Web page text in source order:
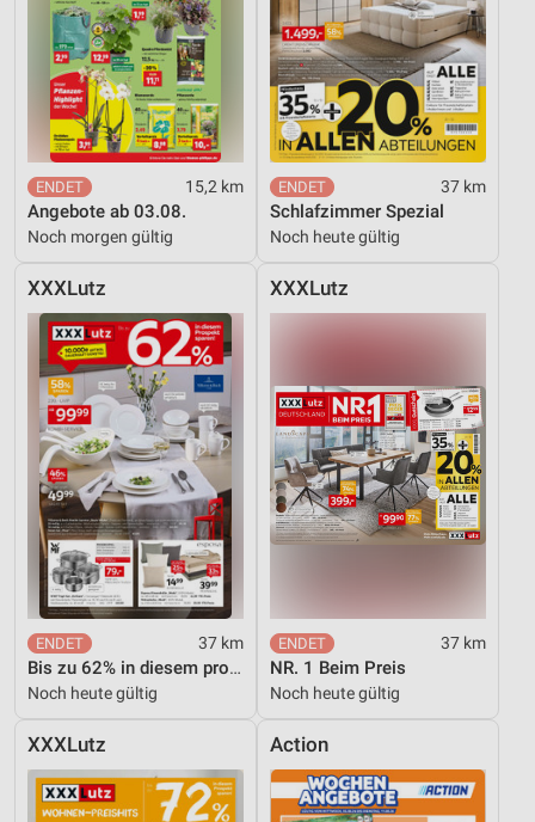
15,2 km
Angebote ab 03.08.
Noch morgen gültig
37 km
Schlafzimmer Spezial
Noch heute gültig
XXXLutz
37 km
Bis zu 62% in diesem prospekt
Noch heute gültig
XXXLutz
37 km
NR. 1 Beim Preis
Noch heute gültig
XXXLutz Action